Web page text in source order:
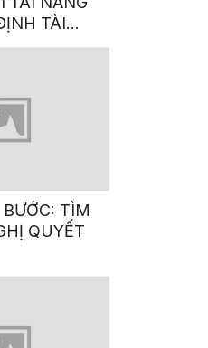
TÀI
LỬA ĐAM
TÌM
QUYẾT